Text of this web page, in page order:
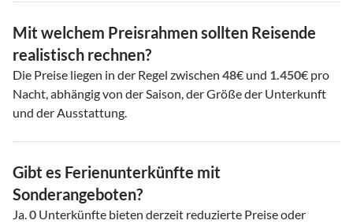
Mit welchem Preisrahmen sollten Reisende
realistisch rechnen?
Die Preise liegen in der Regel zwischen 48€ und 1.450€ pro
Nacht, abhängig von der Saison, der Größe der Unterkunft
und der Ausstattung.
Gibt es Ferienunterkünfte mit
Sonderangeboten?
Ja.0 Unterkünfte bieten derzeit reduzierte Preise oder